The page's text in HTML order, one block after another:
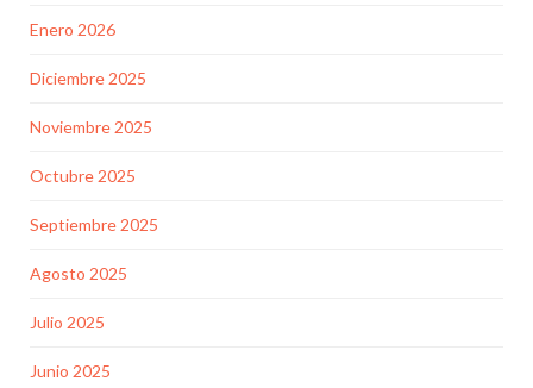
Enero 2026
Diciembre 2025
Noviembre 2025
Octubre 2025
Septiembre 2025
Agosto 2025
Julio 2025
Junio 2025